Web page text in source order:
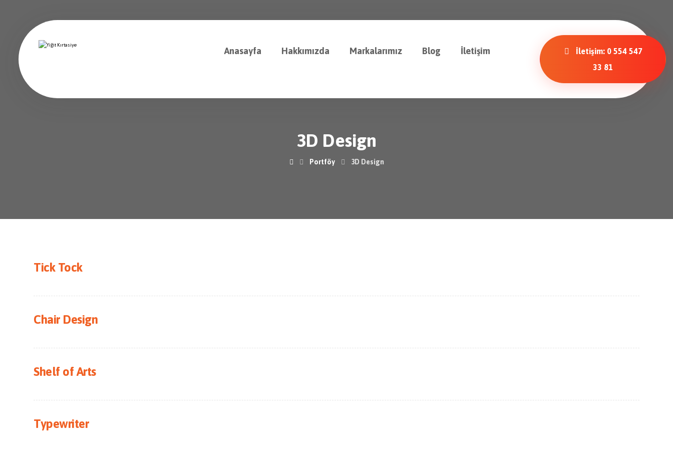
Anasayfa Hakkımızda Markalarımız Blog İletişim
İletişim: 0 554 547
33 81
3D Design
Portföy 3D Design
Tick Tock
Chair Design
Shelf of Arts
Typewriter